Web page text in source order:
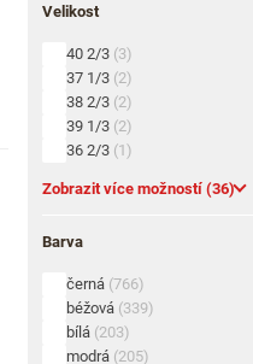
Velikost
40 2/3 (3)
37 1/3 (2)
38 2/3 (2)
39 1/3 (2)
36 2/3 (1)
Zobrazit více možností (36)
Barva
černá (766)
béžová (339)
bílá (203)
modrá (205)